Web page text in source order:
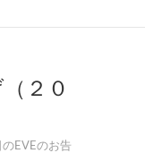
２０
EVEのお告